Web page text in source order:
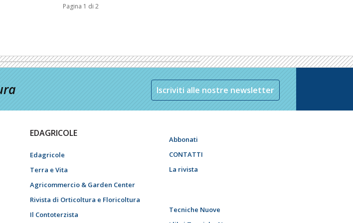
Pagina 1 di 2
Iscriviti alle nostre newsletter
EDAGRICOLE
Edagricole
Terra e Vita
Agricommercio & Garden Center
Rivista di Orticoltura e Floricoltura
Il Contoterzista
Abbonati
CONTATTI
La rivista
Tecniche Nuove